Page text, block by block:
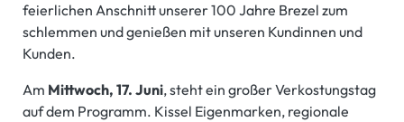
feierlichen Anschnitt unserer 100 Jahre Brezel zum
schlemmen und genießen mit unseren Kundinnen und
Kunden.
Am Mittwoch, 17. Juni, steht ein großer Verkostungstag
auf dem Programm. Kissel Eigenmarken, regionale